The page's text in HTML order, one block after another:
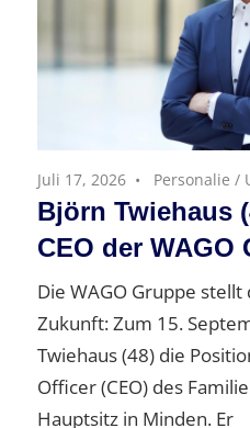
Juli 17, 2026 Personalie /
Björn Twiehaus
CEO der WAGO
Die WAGO Gruppe
Zukunft: Zum 15.
Twiehaus (48) die
Officer (CEO) des
Hauptsitz in Minden. Er